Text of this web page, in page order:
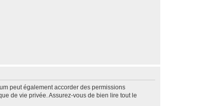
peut également accorder des permissions
de vie privée. Assurez-vous de bien lire tout le